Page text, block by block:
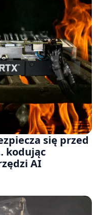
się przed
kodując
AI